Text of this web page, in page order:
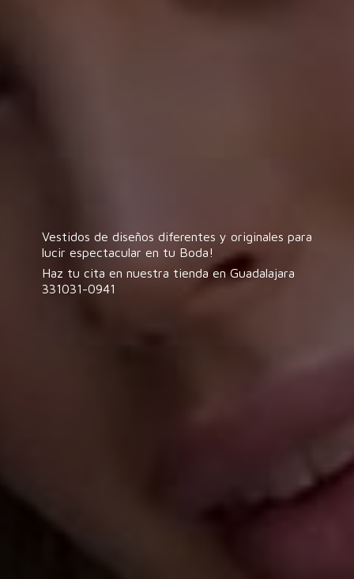
Vestidos de diseños diferentes y originales para
lucir espectacular en tu Boda!
Haz tu cita en nuestra tienda en Guadalajara
331031-0941